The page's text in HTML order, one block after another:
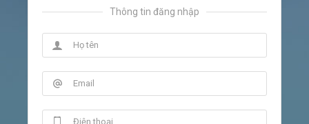
Thông tin đăng nhập